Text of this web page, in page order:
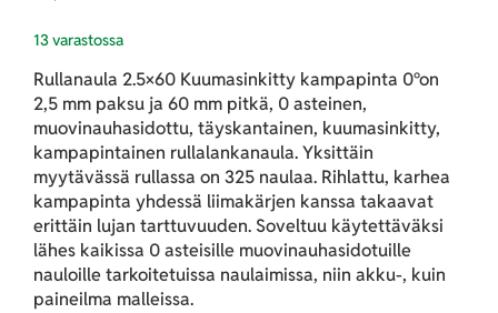
13 varastossa
Rullanaula 2.5×60 Kuumasinkitty kampapinta 0°on
2,5 mm paksu ja 60 mm pitkä, 0 asteinen,
muovinauhasidottu, täyskantainen, kuumasinkitty,
kampapintainen rullalankanaula. Yksittäin
myytävässä rullassa on 325 naulaa. Rihlattu, karhea
kampapinta yhdessä liimakärjen kanssa takaavat
erittäin lujan tarttuvuuden. Soveltuu käytettäväksi
lähes kaikissa 0 asteisille muovinauhasidotuille
nauloille tarkoitetuissa naulaimissa, niin akku-, kuin
paineilma malleissa.